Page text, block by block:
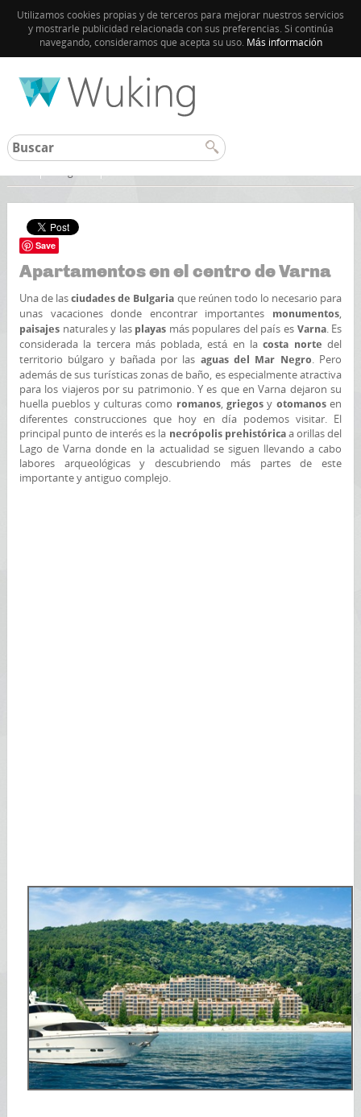
Utilizamos cookies propias y de terceros para mejorar nuestros servicios
y mostrarle publicidad relacionada con sus preferencias. Si continúa
navegando, consideramos que acepta su uso. Más información
Save
Apartamentos en el centro de Varna
Una de lasciudades de Bulgaria que reúnen todo lo necesario para
unas vacaciones donde encontrar importantes
monumentos,
paisajes naturales y las playas más populares del país es Varna. Es
considerada la tercera más poblada, está en lacosta norte del
territorio búlgaro y bañada por las aguas del Mar Negro. Pero
además de sus turísticas zonas de baño, es especialmente atractiva
para los viajeros por su patrimonio. Y es que en Varna dejaron su
huella pueblos y culturas como romanos,griegosy otomanosen
diferentes construcciones que hoy en día podemos visitar. El
principal punto de interés es la necrópolis prehistóricaa orillas del
Lago de Varna donde en la actualidad se siguen llevando a cabo
labores arqueológicas y descubriendo más partes de este
importante y antiguo complejo.